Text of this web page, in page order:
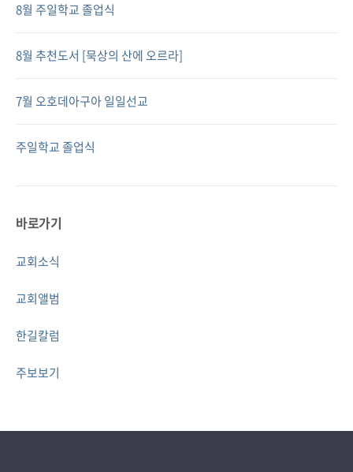
8월 주일학교 졸업식
8월 추천도서 [묵상의 산에 오르라]
7월 오호데아구아 일일선교
주일학교 졸업식
바로가기
교회소식
교회앨범
한길칼럼
주보보기